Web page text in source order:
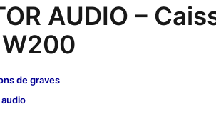
AUDIO –
de graves